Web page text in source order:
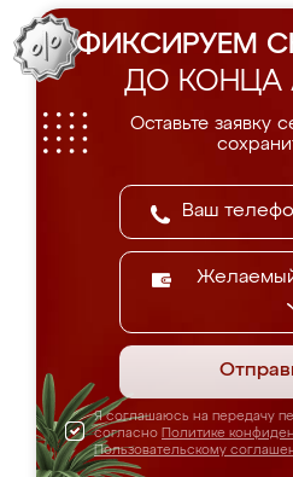
ФИКСИРУЕМ
ДО КОНЦА
Оставьте заявку
Я соглашаюсь на передачу
согласно Политике
Пользовательскому